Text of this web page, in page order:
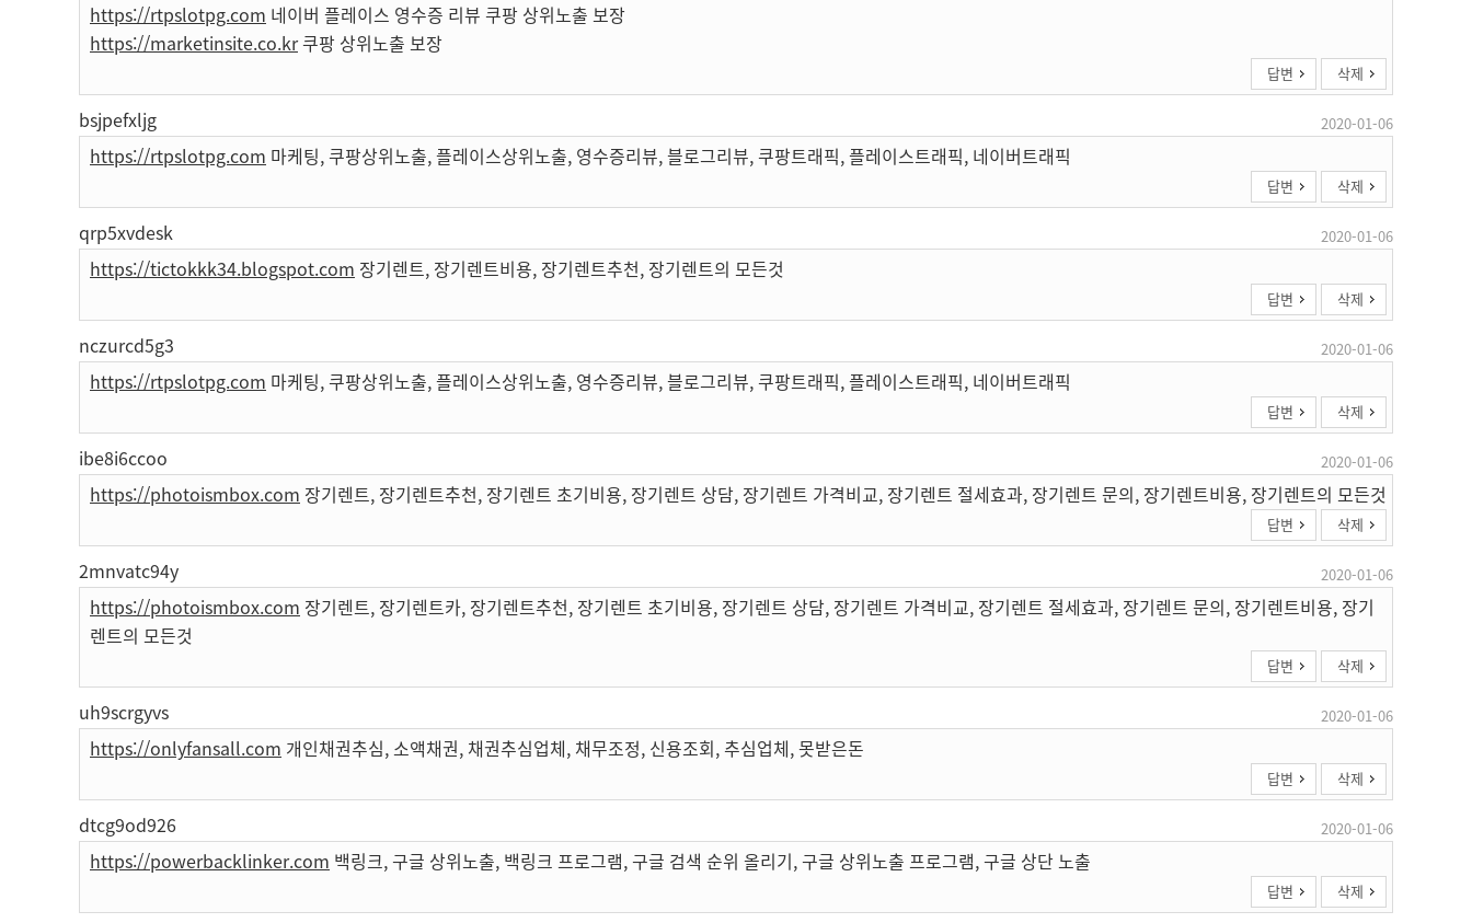
https://rtpslotpg.com 네이버 플레이스 영수증 리뷰 쿠팡 상위노출 보장
https://marketinsite.co.kr쿠팡 상위노출 보장
답변 삭제
bsjpefxljg 2020-01-06
https://rtpslotpg.com 마케팅, 쿠팡상위노출, 플레이스상위노출, 영수증리뷰, 블로그리뷰, 쿠팡트래픽, 플레이스트래픽, 네이버트래픽
답변 삭제
qrp5xvdesk 2020-01-06
https://tictokkk34.blogspot.com 장기렌트, 장기렌트비용, 장기렌트추천, 장기렌트의 모든것
답변 삭제
nczurcd5g3 2020-01-06
https://rtpslotpg.com 마케팅, 쿠팡상위노출, 플레이스상위노출, 영수증리뷰, 블로그리뷰, 쿠팡트래픽, 플레이스트래픽, 네이버트래픽
답변 삭제
ibe8i6ccoo 2020-01-06
https://photoismbox.com 장기렌트, 장기렌트추천, 장기렌트 초기비용, 장기렌트 상담, 장기렌트 가격비교, 장기렌트 절세효과, 장기렌트 문의, 장기렌트비용, 장기렌트의 모든것
답변 삭제
2mnvatc94y 2020-01-06
https://photoismbox.com 장기렌트, 장기렌트카, 장기렌트추천, 장기렌트 초기비용, 장기렌트 상담, 장기렌트 가격비교, 장기렌트 절세효과, 장기렌트 문의, 장기렌트비용, 장기
렌트의 모든것
답변 삭제
uh9scrgyvs 2020-01-06
https://onlyfansall.com 개인채권추심, 소액채권, 채권추심업체, 채무조정, 신용조회, 추심업체, 못받은돈
답변 삭제
dtcg9od926 2020-01-06
https://powerbacklinker.com 백링크, 구글 상위노출, 백링크 프로그램, 구글 검색 순위 올리기, 구글 상위노출 프로그램, 구글 상단 노출
답변 삭제